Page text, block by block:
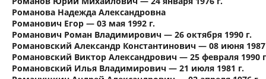
Романова Надежда Александровна
Романович Егор — 03 мая 1992 г.
Романович Роман Владимирович — 26 октября 1990 г.
Романовский Александр Константинович — 08 июня 1987
Романовский Виктор Александрович — 25 февраля 1990
Романовский Илья Владимирович — 21 июля 1981 г.